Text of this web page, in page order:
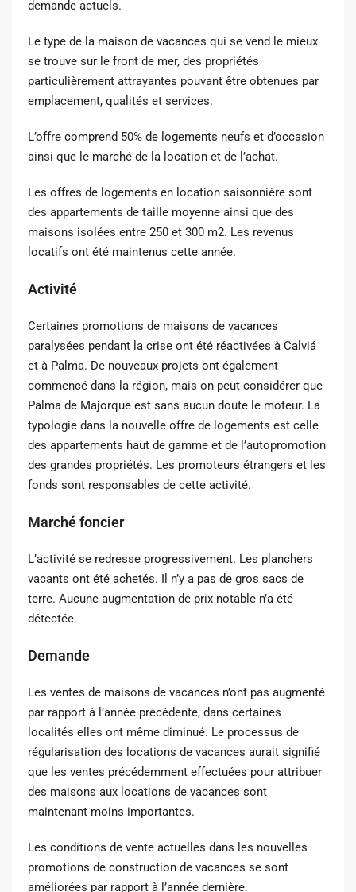
demande actuels.
Le type de la maison de vacances qui se vend le mieux
se trouve sur le front de mer, des propriétés
particulièrement attrayantes pouvant être obtenues par
emplacement, qualités et services.
L’offre comprend 50% de logements neufs et d’occasion
ainsi que le marché de la location et de l’achat.
Les offres de logements en location saisonnière sont
des appartements de taille moyenne ainsi que des
maisons isolées entre 250 et 300 m2. Les revenus
locatifs ont été maintenus cette année.
Activité
Certaines promotions de maisons de vacances
paralysées pendant la crise ont été réactivées à Calviá
et à Palma. De nouveaux projets ont également
commencé dans la région, mais on peut considérer que
Palma de Majorque est sans aucun doute le moteur. La
typologie dans la nouvelle offre de logements est celle
des appartements haut de gamme et de l’autopromotion
des grandes propriétés. Les promoteurs étrangers et les
fonds sont responsables de cette activité.
Marché foncier
L’activité se redresse progressivement. Les planchers
vacants ont été achetés. Il n’y a pas de gros sacs de
terre. Aucune augmentation de prix notable n’a été
détectée.
Demande
Les ventes de maisons de vacances n’ont pas augmenté
par rapport à l’année précédente, dans certaines
localités elles ont même diminué. Le processus de
régularisation des locations de vacances aurait signifié
que les ventes précédemment effectuées pour attribuer
des maisons aux locations de vacances sont
maintenant moins importantes.
Les conditions de vente actuelles dans les nouvelles
promotions de construction de vacances se sont
améliorées par rapport à l’année dernière.